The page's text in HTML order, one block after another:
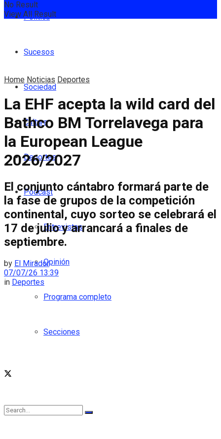
Política
Sucesos
Sociedad
Cultura
Deportes
Podcast
Entrevistas
Opinión
Programa completo
Secciones
No Result
View All Result
Home Noticias Deportes
La EHF acepta la wild card del
Bathco BM Torrelavega para
la European League
2026/2027
El conjunto cántabro formará parte de
la fase de grupos de la competición
continental, cuyo sorteo se celebrará el
17 de julio y arrancará a finales de
septiembre.
by El Mirador
07/07/26 13:39
in Deportes